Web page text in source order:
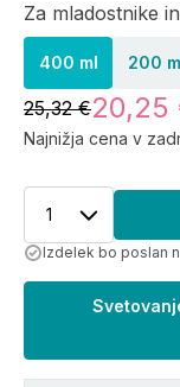
Za mladostnike
400 ml 200
25,32 €20,25
Najnižja cena v
1
Izdelek bo poslan